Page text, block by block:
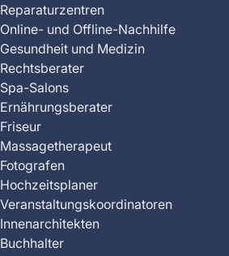
Reparaturzentren
Online- und Offline-Nachhilfe
Gesundheit und Medizin
Rechtsberater
Spa-Salons
Ernährungsberater
Friseur
Massagetherapeut
Fotografen
Hochzeitsplaner
Veranstaltungskoordinatoren
Innenarchitekten
Buchhalter